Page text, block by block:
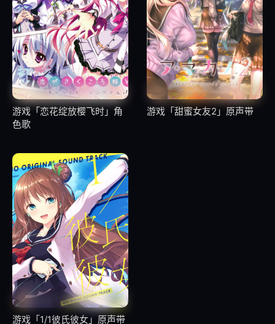
38 12.04.23-50
39 12.05.Run with Wolvers
40 12.06.Morning Dreamer
41
42 12.08.Alchemy (Yui ver.)
43 12.09.一番の宝物 (Yui ver.)
44 12.10.Little Braver (Album ver.)
45 12.11.My Song (Yui ver.)
46 12.12.Answer Song
游戏「恋花绽放樱飞时」角
色歌
游戏「甜蜜女友2」原声带
游戏「1/1彼氏彼女」原声带